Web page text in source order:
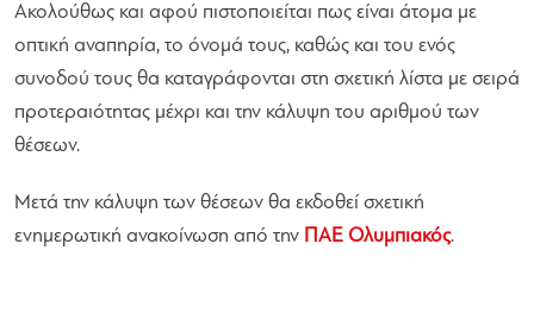
Ακολούθως και αφού πιστοποιείται πως είναι άτομα με
οπτική αναπηρία, το όνομά τους, καθώς και του ενός
συνοδού τους θα καταγράφονται στη σχετική λίστα με σειρά
προτεραιότητας μέχρι και την κάλυψη του αριθμού των
θέσεων.
Μετά την κάλυψη των θέσεων θα εκδοθεί σχετική
ενημερωτική ανακοίνωση από την ΠΑΕ Ολυμπιακός.